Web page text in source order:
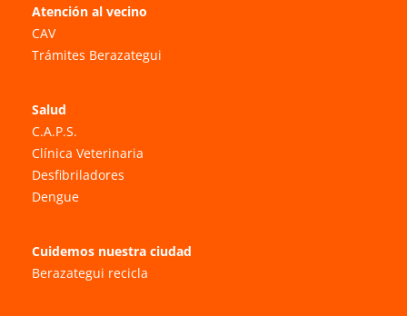
Atención al vecino
CAV
Trámites Berazategui
Salud
C.A.P.S.
Clínica Veterinaria
Desfibriladores
Dengue
Cuidemos nuestra ciudad
Berazategui recicla